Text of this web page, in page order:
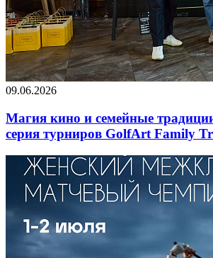
09.06.2026
Магия кино и семейные
серия турниров GolfArt Family